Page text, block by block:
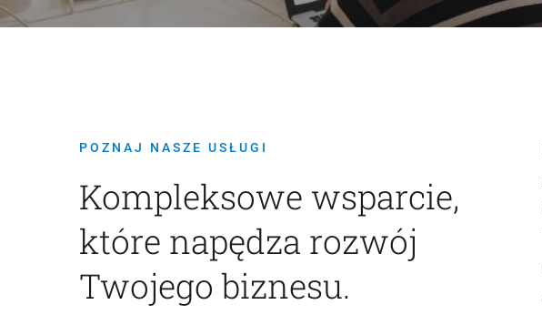
POZNAJ NASZE USŁUGI
Kompleksowe wsparcie,
które napędza rozwój
Twojego biznesu.